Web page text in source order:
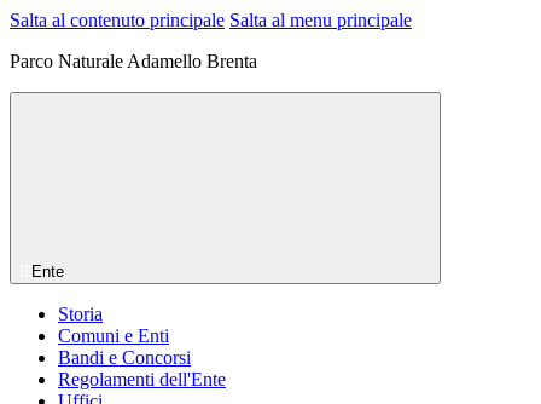
Salta al contenuto principale Salta al menu principale
Parco Naturale Adamello Brenta
Ente
Storia
Comuni e Enti
Bandi e Concorsi
Regolamenti dell'Ente